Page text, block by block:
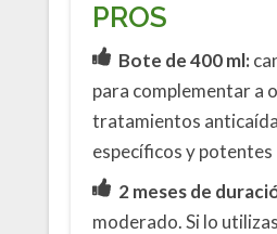
PROS
Bote de 400 ml:
para complementar a
tratamientos
específicos y potentes
2 meses de
moderado. Si lo